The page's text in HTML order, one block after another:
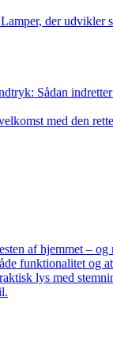
der udvikler
Sådan
med den
af hjemmet – og
funktionalitet og
lys med